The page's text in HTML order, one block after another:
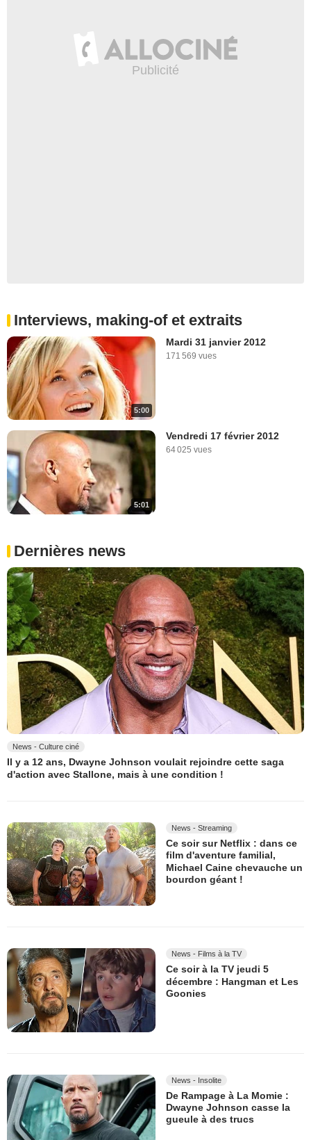
Interviews, making-of et extraits
5:00
Mardi 31 janvier 2012
171 569 vues
5:01
Vendredi 17 février 2012
64 025 vues
Dernières news
News - Culture ciné
Il y a 12 ans, Dwayne Johnson voulait rejoindre cette saga
d'action avec Stallone, mais à une condition !
News - Streaming
Ce soir sur Netflix : dans ce
film d'aventure familial,
Michael Caine chevauche un
bourdon géant !
News - Films à la TV
Ce soir à la TV jeudi 5
décembre : Hangman et Les
Goonies
News - Insolite
De Rampage à La Momie :
Dwayne Johnson casse la
gueule à des trucs